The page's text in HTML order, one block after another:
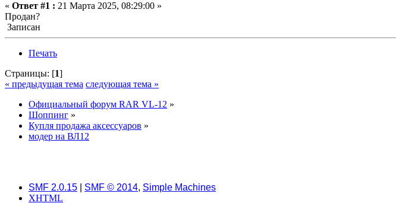
« Ответ #1 : 21 Марта 2025, 08:29:00 »
Продан?
Записан
Печать
Страницы: [1]
« предыдущая тема следующая тема »
Официальный форум RAR VL-12 »
Шоппинг »
Купля продажа аксессуаров »
модер на ВЛ12
SMF 2.0.15 SMF © 2014, Simple Machines
XHTML